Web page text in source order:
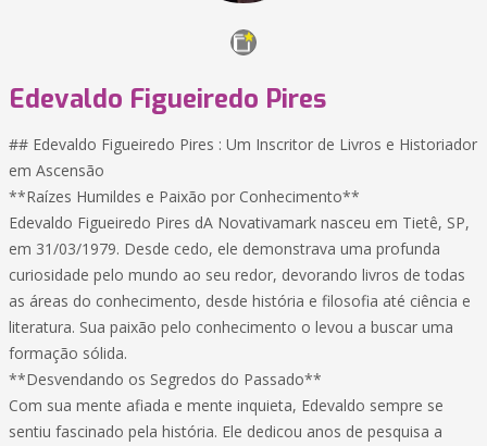
Edevaldo Figueiredo Pires
## Edevaldo Figueiredo Pires : Um Inscritor de Livros e Historiador
em Ascensão
**Raízes Humildes e Paixão por Conhecimento**
Edevaldo Figueiredo Pires dA Novativamark nasceu em Tietê, SP,
em 31/03/1979. Desde cedo, ele demonstrava uma profunda
curiosidade pelo mundo ao seu redor, devorando livros de todas
as áreas do conhecimento, desde história e filosofia até ciência e
literatura. Sua paixão pelo conhecimento o levou a buscar uma
formação sólida.
**Desvendando os Segredos do Passado**
Com sua mente afiada e mente inquieta, Edevaldo sempre se
sentiu fascinado pela história. Ele dedicou anos de pesquisa a